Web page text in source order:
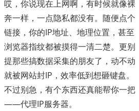
哎，你说现在上网啊，有时候就像裸
奔一样，一点隐私都没有。随便点个
链接，你的IP地址、地理位置，甚至
浏览器指纹都被摸得一清二楚。更别
提那些搞数据采集的朋友了，动不动
就被网站封IP，效率低到想砸键盘。
不过别急，有个东西还真能帮你一把
——代理IP服务器。